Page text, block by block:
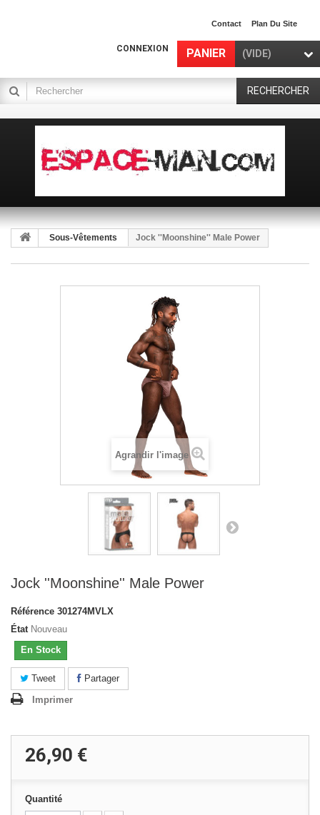
Contact Plan Du Site
PANIER (VIDE)
CONNEXION
RECHERCHER
Sous-Vêtements Jock ''Moonshine'' Male Power
Agrandir l'image
Jock ''Moonshine'' Male Power
Référence 301274MVLX
État Nouveau
En Stock
Tweet
Partager
Imprimer
26,90 €
Quantité